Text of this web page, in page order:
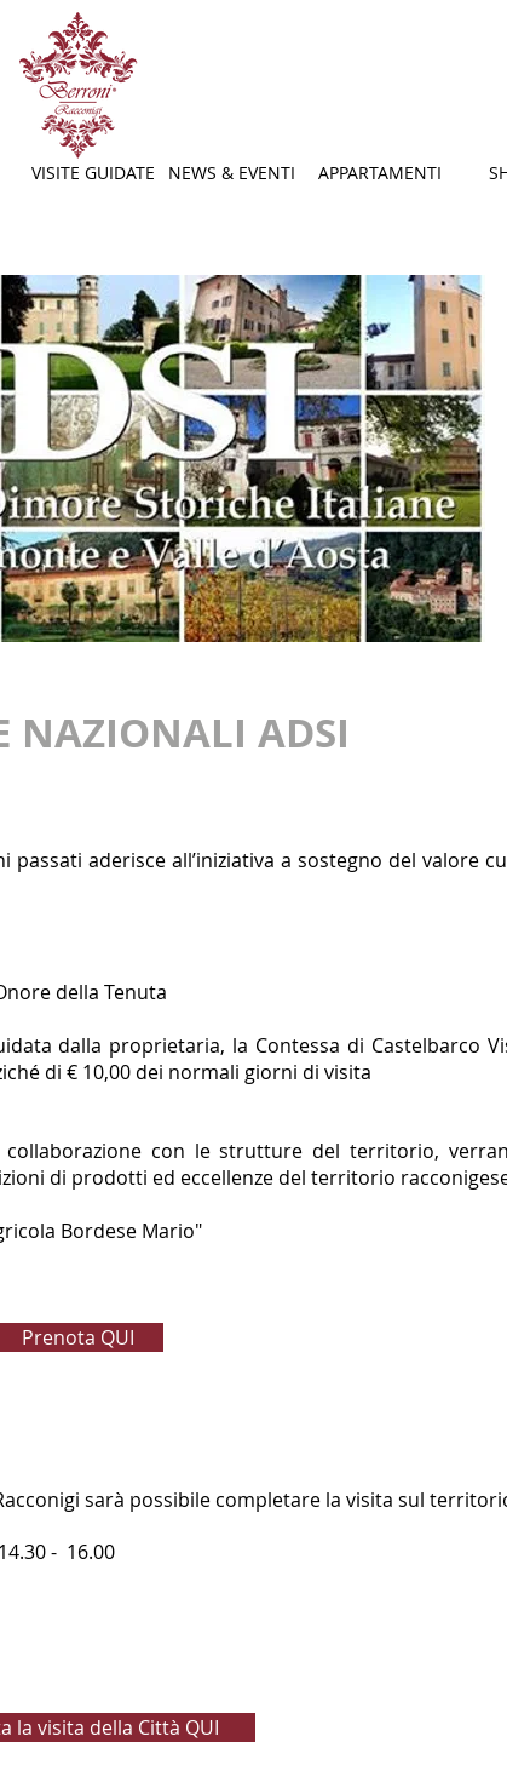
VISITE GUIDATE NEWS & EVENTI APPARTAMENTI
NAZIONALI ADSI
passati aderisce all’iniziativa a sostegno del valore
della Tenuta
dalla proprietaria, la Contessa di Castelbarco
di € 10,00 dei normali giorni di visita
con le strutture del territorio,
di prodotti ed eccellenze del territorio
Bordese Mario"
Prenota QUI
sarà possibile completare la visita sul
- 16.00
la visita della Città QUI